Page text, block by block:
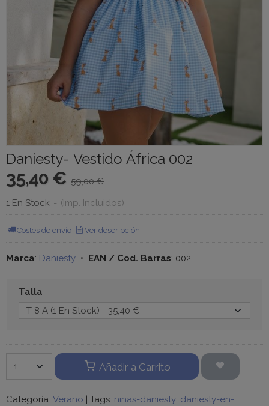
Daniesty- Vestido África 002
35,40 € 59,00 €
1 En Stock - (Imp. Incluidos)
Costes de envío Ver descripción
Marca: Daniesty • EAN / Cod. Barras: 002
Talla
Añadir a Carrito
Categoría: Verano | Tags: ninas-daniesty daniesty-en-